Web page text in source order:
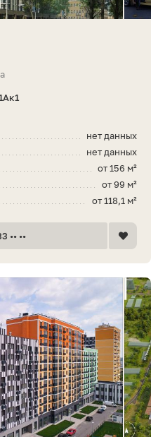
нет данных
нет данных
от 156 м²
от 99 м²
от 118,1 м²
•• ••